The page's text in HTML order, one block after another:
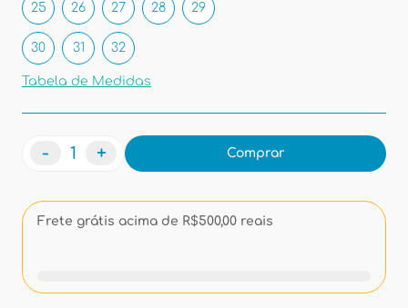
25
26 27 28 29
30 31 32
Tabela de Medidas
- + Comprar
Frete grátis acima de R$500,00 reais